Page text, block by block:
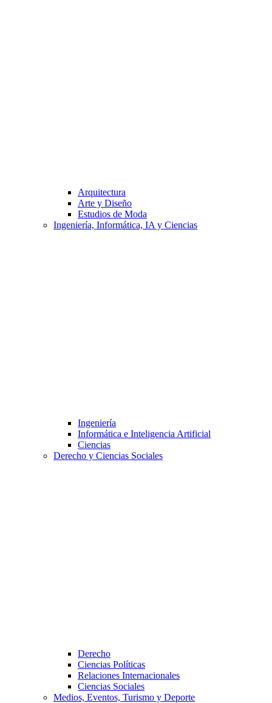
Arquitectura
Arte y Diseño
Estudios de Moda
Ingeniería, Informática, IA y Ciencias
Ingeniería
Informática e Inteligencia Artificial
Ciencias
Derecho y Ciencias Sociales
Derecho
Ciencias Políticas
Relaciones Internacionales
Ciencias Sociales
Medios, Eventos, Turismo y Deporte